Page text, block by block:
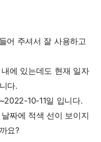
어 주셔서 잘 사용하고
에 있는데도 현재 일자
다.
10-11일 입니다.
짜에 적색 선이 보이지
요?